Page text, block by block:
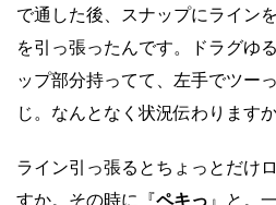
で通した後、スナップにライン
を引っ張ったんです。ドラグゆ
ップ部分持ってて、左手でツー
じ。なんとなく状況伝わります
ライン引っ張るとちょっとだけ
すか。その時に『ペキっ 』と。